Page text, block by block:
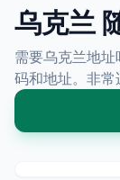
乌克兰
需要乌克兰地
码和地址。非常